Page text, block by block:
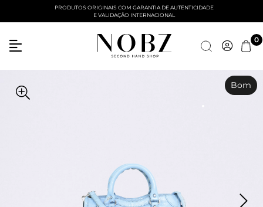
Entre com email ou cpf/cnpj
PRODUTOS ORIGINAIS COM GARANTIA DE AUTENTICIDADE
E VALIDAÇÃO INTERNACIONAL
0
Bom